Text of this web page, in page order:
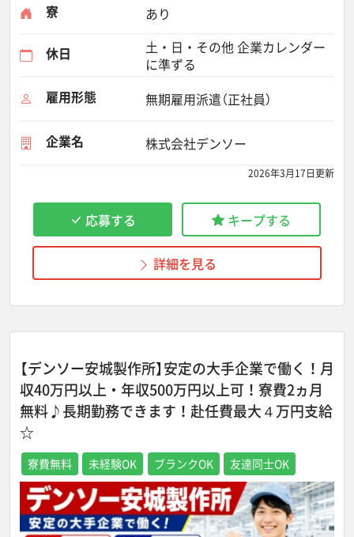
寮 あり
休日
土・日・その他 企業カレンダー
に準ずる
雇用形態
無期雇用派遣（正社員）
企業名 株式会社デンソー
2026年3月17日更新
応募する キープする
詳細を見る
【デンソー安城製作所】安定の大手企業で働く！月
収40万円以上・年収500万円以上可！寮費2ヵ月
無料♪長期勤務できます！赴任費最大４万円支給
☆
寮費無料 未経験OK ブランクOK 友達同士OK